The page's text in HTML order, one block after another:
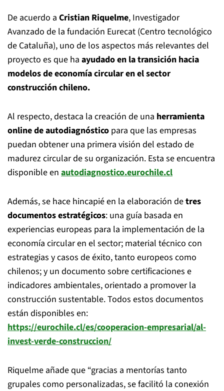
De acuerdo a Cristian Riquelme, Investigador
Avanzado de la fundación Eurecat (Centro tecnológico
de Cataluña), uno de los aspectos más relevantes del
proyecto es que ha ayudado en la transición hacia
modelos de economía circular en el sector
construcción chileno.
Al respecto, destaca la creación de una herramienta
online de autodiagnóstico para que las empresas
puedan obtener una primera visión del estado de
madurez circular de su organización. Esta se encuentra
disponible en autodiagnostico.eurochile.cl
Además, se hace hincapié en la elaboración detres
documentos estratégicos: una guía basada en
experiencias europeas para la implementación de la
economía circular en el sector; material técnico con
estrategias y casos de éxito, tanto europeos como
chilenos; y un documento sobre certificaciones e
indicadores ambientales, orientado a promover la
construcción sustentable. Todos estos documentos
están disponibles en:
https://eurochile.cl/es/cooperacion-empresarial/al-
invest-verde-construccion/
Riquelme añade que “gracias a mentorías tanto
grupales como personalizadas, se facilitó la conexión